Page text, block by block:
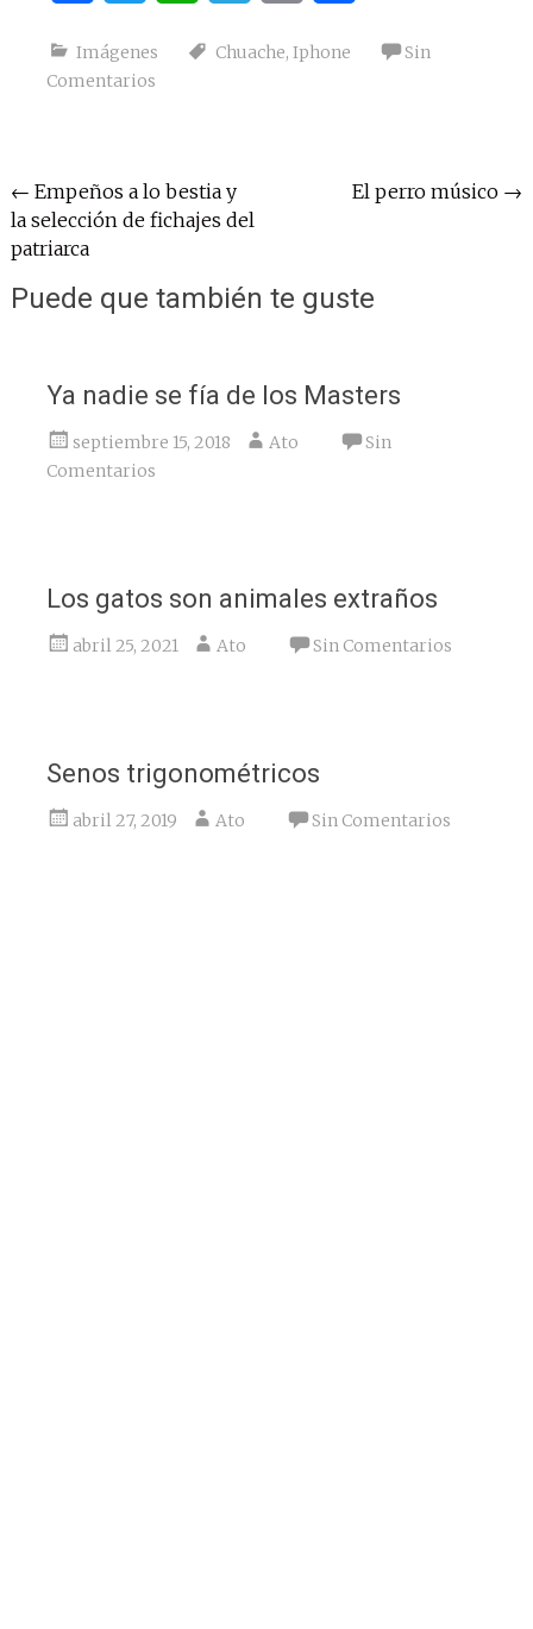
Imágenes Chuache, Iphone
Sin
Comentarios
Navegación
de
entradas
← Empeños a lo bestia y
la selección de fichajes del
patriarca
El perro músico →
Puede que también te guste
Ya nadie se fía de los Masters
septiembre 15, 2018 Ato
Sin
Comentarios
Los gatos son animales extraños
abril 25, 2021 Ato Sin Comentarios
Senos trigonométricos
abril 27, 2019 Ato Sin Comentarios